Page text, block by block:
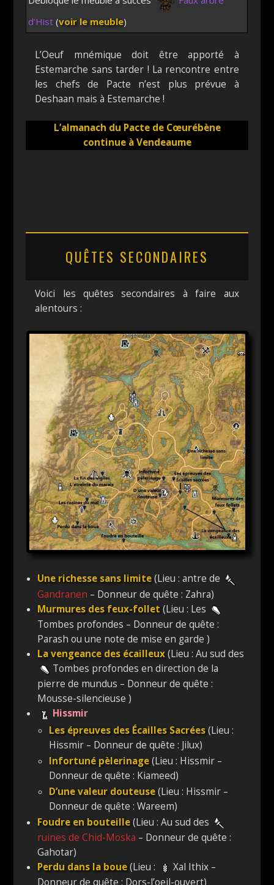
d’Hist (voir le meuble)
L’Oeuf mnémique doit être apporté à
Estemarche sans tarder ! La rencontre entre
les chefs de Pacte n’est plus prévue à
Deshaan mais à Estemarche !
L’almanach du Pacte de Cœurébène
continue à Vendeaume
QUÊTES SECONDAIRES
Voici les quêtes secondaires à faire aux
alentours :
Une richesse sans limite (Lieu : antre de
Gandranen – Donneur de quête : Zahra)
Murmures des feux-follet (Lieu : Les
Tombes profondes – Donneur de quête :
Parash ou une note de mise en garde )
La vengeance des écailleux(Lieu : Au sud des
Tombes profondes en direction de la
pierre de mundus – Donneur de quête :
Mousse-silencieuse )
Hissmir
Les épreuves des Écailles Sacrées(Lieu :
Hissmir – Donneur de quête : Jilux)
Infortuné pèlerinage(Lieu : Hissmir –
Donneur de quête : Kiameed)
D’une valeur douteuse(Lieu : Hissmir –
Donneur de quête : Wareem)
Foudre en bouteille (Lieu : Au sud des
ruines de Chid-Moska – Donneur de quête :
Gahotar)
Perdu dans la boue (Lieu :
Xal Ithix –